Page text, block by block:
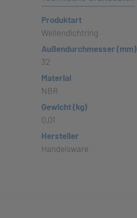
Produktart
Wellendichtring
Außendurchmesser (mm)
32
Material
NBR
Gewicht (kg)
0,01
Hersteller
Handelsware